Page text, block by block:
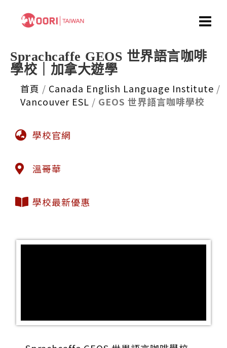
Sprachcaffe GEOS 世界語言咖啡
學校｜加拿大遊學
首頁 / Canada English Language Institute /
Vancouver ESL / GEOS 世界語言咖啡學校
學校官網
溫哥華
學校最新優惠